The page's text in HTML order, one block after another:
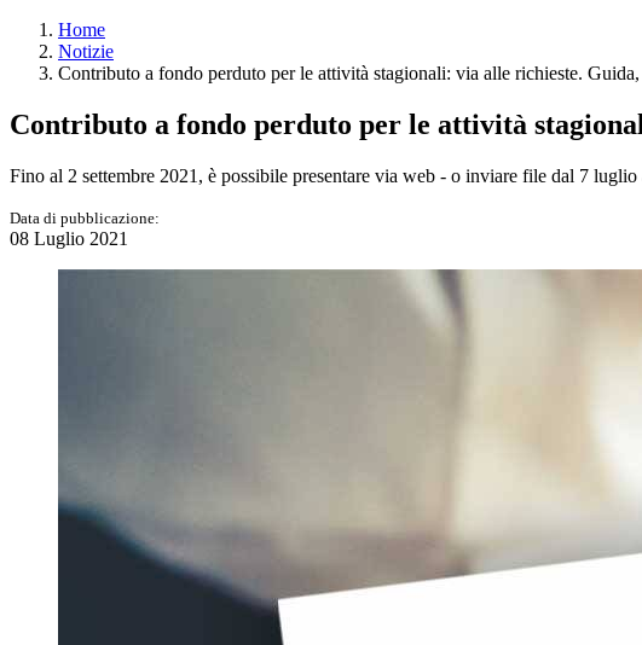
Home
Notizie
Contributo a fondo perduto per le attività stagionali: via alle richieste.
Contributo a fondo perduto per le attività
Fino al 2 settembre 2021, è possibile presentare via web - o inviare file dal 7
Data di pubblicazione:
08 Luglio 2021